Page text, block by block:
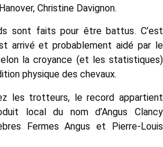
Christine Davignon.
sont faits pour être battus. C’est
arrivé et probablement aidé par le
la croyance (et les statistiques)
physique des chevaux.
les trotteurs, le record appartient
local du nom d’Angus Clancy
Fermes Angus et Pierre-Louis